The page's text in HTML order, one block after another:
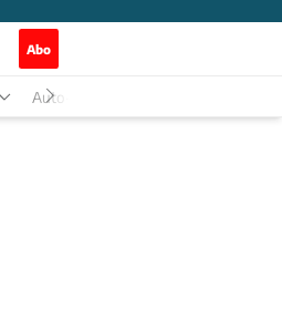
Abo
Auto-Horoskop